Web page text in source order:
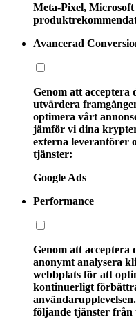
Meta-Pixel,
Avancerad
Genom att acceptera
utvärdera
optimera vårt
jämför vi dina
externa leverantörer
tjänster:
Google Ads
Performance
Genom att acceptera
anonymt analysera
webbplats för att
kontinuerligt
följande tjänster från